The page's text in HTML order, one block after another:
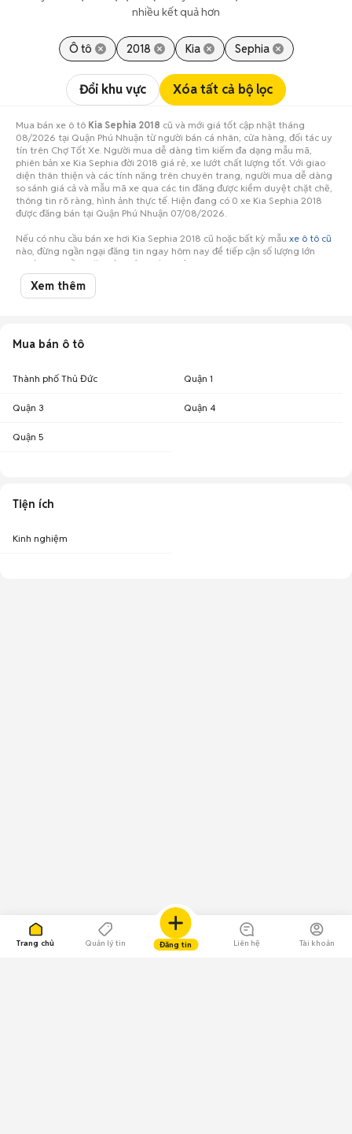
Trang chủ Quản lý tin Đăng tin Liên hệ Tài khoản
nhiều kết quả hơn
Ô tô 2018 Kia Sephia
Đổi khu vực Xóa tất cả bộ lọc
Mua bán xe ô tô Kia Sephia 2018 cũ và mới giá tốt cập nhật tháng
08/2026 tại Quận Phú Nhuận từ người bán cá nhân, cửa hàng, đối tác uy
tín trên Chợ Tốt Xe. Người mua dễ dàng tìm kiếm đa dạng mẫu mã,
phiên bản xe Kia Sephia đời 2018 giá rẻ, xe lướt chất lượng tốt. Với giao
diện thân thiện và các tính năng trên chuyên trang, người mua dễ dàng
so sánh giá cả và mẫu mã xe qua các tin đăng được kiểm duyệt chặt chẽ,
thông tin rõ ràng, hình ảnh thực tế. Hiện đang có 0 xe Kia Sephia 2018
được đăng bán tại Quận Phú Nhuận 07/08/2026.
Nếu có nhu cầu bán xe hơi Kia Sephia 2018 cũ hoặc bất kỳ mẫu xe ô tô cũ
nào, đừng ngần ngại đăng tin ngay hôm nay để tiếp cận số lượng lớn
người mua tiềm năng ở Quận Phú Nhuận!
Xem thêm
Mua bán ô tô
Thành phố Thủ Đức Quận 1
Quận 3 Quận 4
Quận 5
Tiện ích
Kinh nghiệm